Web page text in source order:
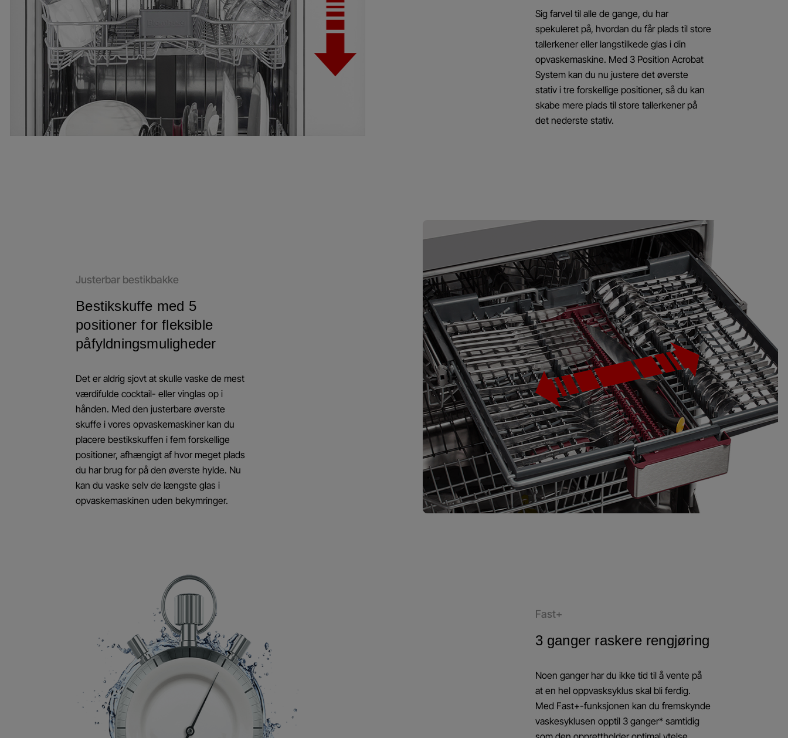
Sig farvel til alle de gange, du har
spekuleret på, hvordan du får plads til store
tallerkener eller langstilkede glas i din
opvaskemaskine. Med 3 Position Acrobat
System kan du nu justere det øverste
stativ i tre forskellige positioner, så du kan
skabe mere plads til store tallerkener på
det nederste stativ.
Justerbar bestikbakke
Bestikskuffe med 5
positioner for fleksible
påfyldningsmuligheder
Det er aldrig sjovt at skulle vaske de mest
værdifulde cocktail- eller vinglas op i
hånden. Med den justerbare øverste
skuffe i vores opvaskemaskiner kan du
placere bestikskuffen i fem forskellige
positioner, afhængigt af hvor meget plads
du har brug for på den øverste hylde. Nu
kan du vaske selv de længste glas i
opvaskemaskinen uden bekymringer.
Fast+
3 ganger raskere rengjøring
Noen ganger har du ikke tid til å vente på
at en hel oppvasksyklus skal bli ferdig.
Med Fast+-funksjonen kan du fremskynde
vaskesyklusen opptil 3 ganger* samtidig